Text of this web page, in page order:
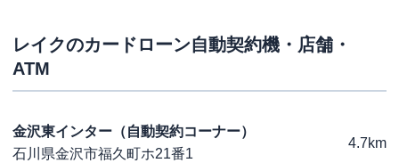
レイクのカードローン自動契約機・店舗・
ATM
金沢東インター（自動契約コーナー）
石川県金沢市福久町ホ21番1
4.7km